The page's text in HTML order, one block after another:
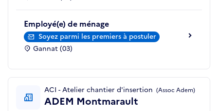
Employé(e) de ménage
Soyez parmi les premiers à postuler
Gannat (03)
ACI - Atelier chantier d'insertion (Assoc Adem)
ADEM Montmarault